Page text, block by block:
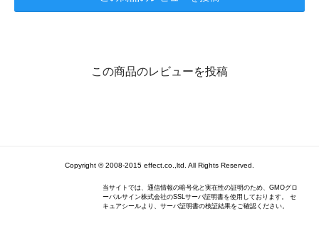
この商品のレビューを投稿
Copyright © 2008-2015 effect.co.,ltd. All Rights Reserved.
当サイトでは、通信情報の暗号化と実在性の証明のため、GMOグロ
ーバルサイン株式会社のSSLサーバ証明書を使用しております。 セ
キュアシールより、サーバ証明書の検証結果をご確認ください。